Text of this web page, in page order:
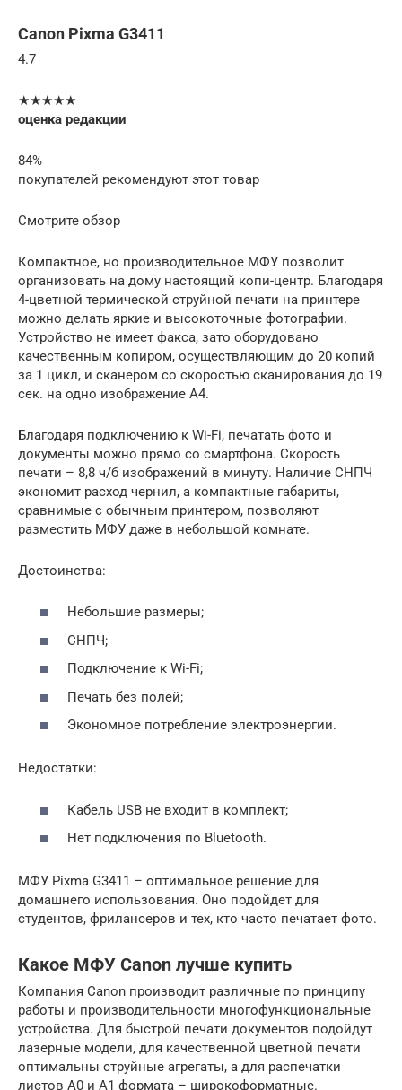
Canon Pixma G3411
4.7
★★★★★
оценка редакции
84%
покупателей рекомендуют этот товар
Смотрите обзор
Компактное, но производительное МФУ позволит
организовать на дому настоящий копи-центр. Благодаря
4-цветной термической струйной печати на принтере
можно делать яркие и высокоточные фотографии.
Устройство не имеет факса, зато оборудовано
качественным копиром, осуществляющим до 20 копий
за 1 цикл, и сканером со скоростью сканирования до 19
сек. на одно изображение А4.
Благодаря подключению к Wi-Fi, печатать фото и
документы можно прямо со смартфона. Скорость
печати – 8,8 ч/б изображений в минуту. Наличие СНПЧ
экономит расход чернил, а компактные габариты,
сравнимые с обычным принтером, позволяют
разместить МФУ даже в небольшой комнате.
Достоинства:
Небольшие размеры;
СНПЧ;
Подключение к Wi-Fi;
Печать без полей;
Экономное потребление электроэнергии.
Недостатки:
Кабель USB не входит в комплект;
Нет подключения по Bluetooth.
МФУ Pixma G3411 – оптимальное решение для
домашнего использования. Оно подойдет для
студентов, фрилансеров и тех, кто часто печатает фото.
Какое МФУ Canon лучше купить
Компания Canon производит различные по принципу
работы и производительности многофункциональные
устройства. Для быстрой печати документов подойдут
лазерные модели, для качественной цветной печати
оптимальны струйные агрегаты, а для распечатки
листов А0 и А1 формата – широкоформатные.